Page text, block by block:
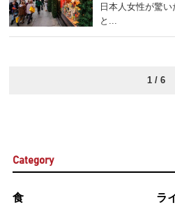
日本人女性が驚
と...
1 / 6
Category
食 ラ